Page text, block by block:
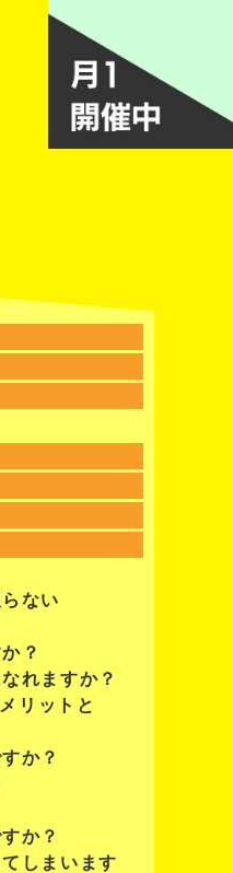
ない
？
れますか？
リットと
か？
か？
しまいます